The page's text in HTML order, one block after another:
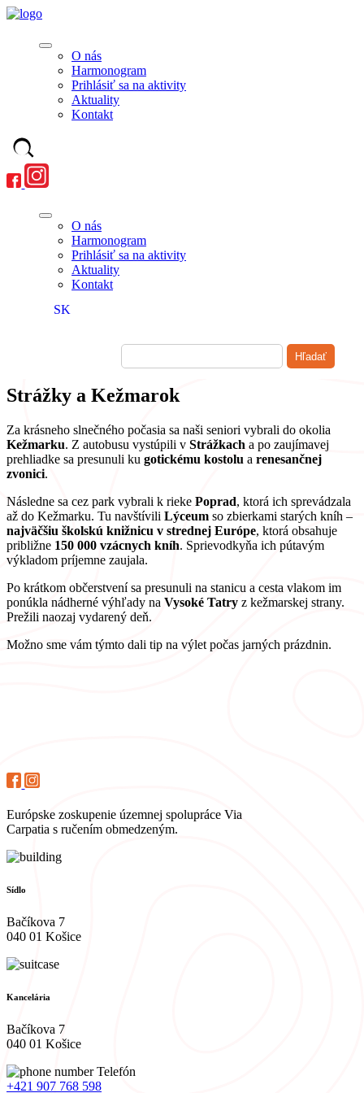
O nás
Harmonogram
Prihlásiť sa na aktivity
Aktuality
Kontakt
O nás
Harmonogram
Prihlásiť sa na aktivity
Aktuality
Kontakt
SK
Strážky a Kežmarok
Za krásneho slnečného počasia sa naši seniori vybrali do okolia
Kežmarku. Z autobusu vystúpili v Strážkach a po zaujímavej
prehliadke sa presunuli ku gotickému kostolu a renesančnej
zvonici.
Následne sa cez park vybrali k rieke Poprad, ktorá ich sprevádzala
až do Kežmarku. Tu navštívili Lýceum so zbierkami starých kníh –
najväčšiu školskú knižnicu v strednej Európe, ktorá obsahuje
približne 150 000 vzácnych kníh. Sprievodkyňa ich pútavým
výkladom príjemne zaujala.
Po krátkom občerstvení sa presunuli na stanicu a cesta vlakom im
ponúkla nádherné výhľady na Vysoké Tatry z kežmarskej strany.
Prežili naozaj vydarený deň.
Možno sme vám týmto dali tip na výlet počas jarných prázdnin.
Európske zoskupenie územnej spolupráce Via
Carpatia s ručením obmedzeným.
Sídlo
Bačíkova 7
040 01 Košice
Kancelária
Bačíkova 7
040 01 Košice
Telefón
+421 907 768 598